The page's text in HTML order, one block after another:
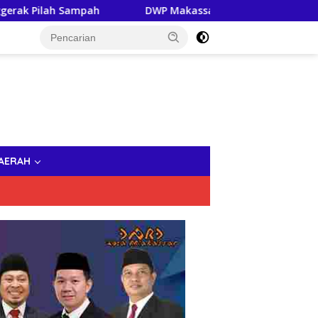
DWP Makassar dan Bhayangkari Brimob Bergerak